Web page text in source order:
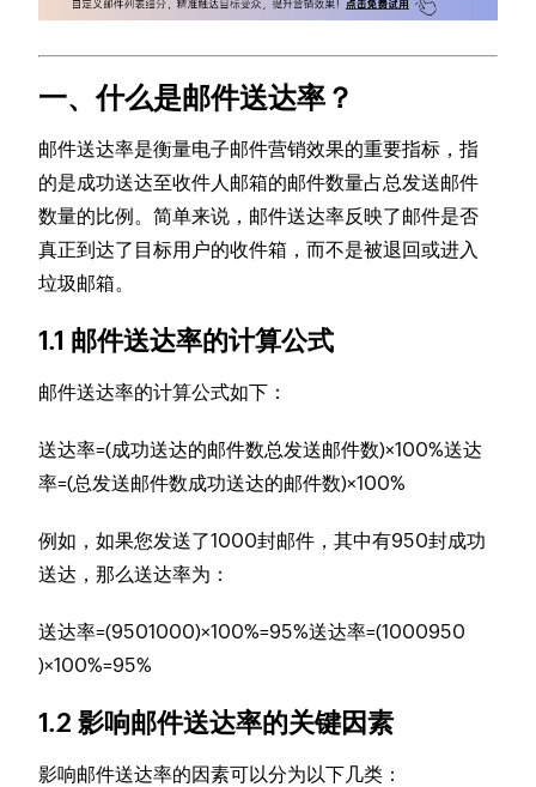
一、什么是邮件送达率？
邮件送达率是衡量电子邮件营销效果的重要指标，指
的是成功送达至收件人邮箱的邮件数量占总发送邮件
数量的比例。简单来说，邮件送达率反映了邮件是否
真正到达了目标用户的收件箱，而不是被退回或进入
垃圾邮箱。
1.1 邮件送达率的计算公式
邮件送达率的计算公式如下：
送达率=(成功送达的邮件数总发送邮件数)×100%送达
率=(总发送邮件数成功送达的邮件数​)×100%
例如，如果您发送了1000封邮件，其中有950封成功
送达，那么送达率为：
送达率=(9501000)×100%=95%送达率=(1000950​
)×100%=95%
1.2 影响邮件送达率的关键因素
影响邮件送达率的因素可以分为以下几类：